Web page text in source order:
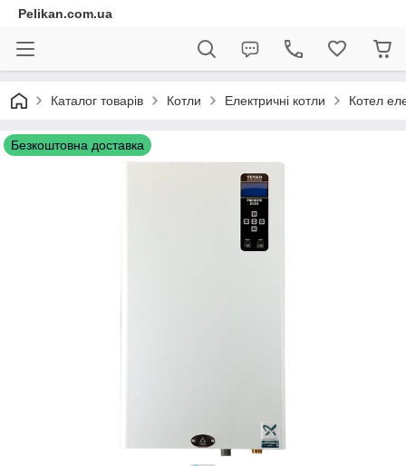
Pelikan.com.ua
Каталог товарів Котли Електричні котли Котел
Безкоштовна доставка